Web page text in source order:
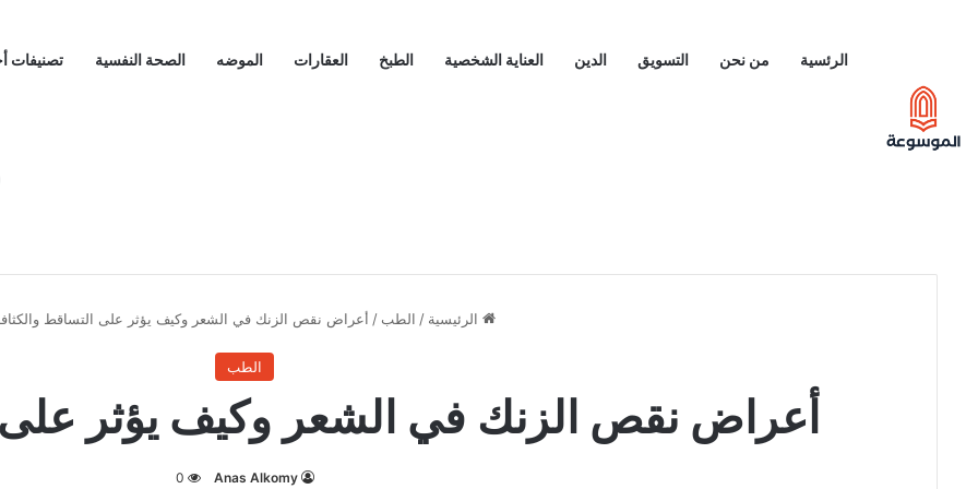
الرئسية من نحن التسويق الدين العناية الشخصية الطبخ العقارات الموضه الصحة النفسية تصنيفات
الرئيسية / الطب / أعراض نقص الزنك في الشعر وكيف يؤثر على التساقط
الطب
أعراض نقص الزنك في الشعر وكيف يؤثر على
Anas Alkomy
0